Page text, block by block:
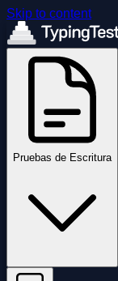
Skip to content
Pruebas de Escritura